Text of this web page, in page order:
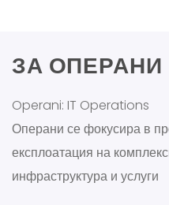
ЗА ОПЕРАНИ
Operani: IT Operations
Операни се фокусира в
експлоатация на
инфраструктура и услуги